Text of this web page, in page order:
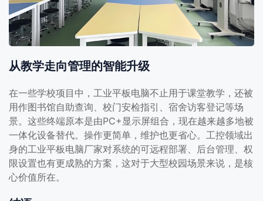
从教学走向管理的智能升级
在一些学校项目中，工业平板电脑不止用于课堂教学，还被
用作图书馆自助查询、校门安检指引、宿舍访客登记等场
景。这些终端原本是由PC+显示屏组合，现在越来越多地被
一体化设备替代。操作更简单，维护也更省心。工控领域出
身的工业平板电脑厂家对系统的可远程部署、后台管理、权
限设置也有更成熟的方案，这对于大型校园场景来说，是核
心价值所在。